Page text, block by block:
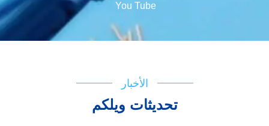
You Tube
الأخبار
تحديثات ويلكم